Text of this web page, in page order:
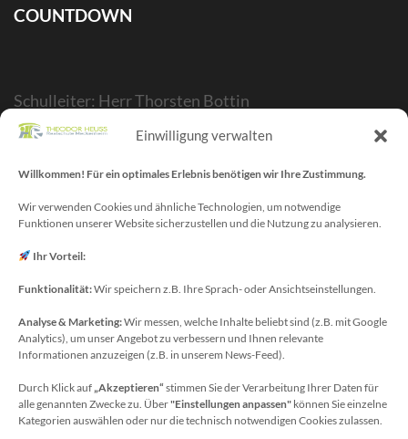
Einwilligung verwalten
Willkommen! Für ein optimales Erlebnis benötigen wir Ihre Zustimmung.
Wir verwenden Cookies und ähnliche Technologien, um notwendige
Funktionen unserer Website sicherzustellen und die Nutzung zu analysieren.
Ihr Vorteil:
Funktionalität:Wir speichern z.B. Ihre Sprach- oder Ansichtseinstellungen.
Analyse & Marketing:Wir messen, welche Inhalte beliebt sind (z.B. mit Google
Analytics), um unser Angebot zu verbessern und Ihnen relevante
Informationen anzuzeigen (z.B. in unserem News-Feed).
Durch Klick auf „Akzeptieren“ stimmen Sie der Verarbeitung Ihrer Daten für
alle genannten Zwecke zu. Über"Einstellungen anpassen" können Sie einzelne
Kategorien auswählen oder nur die technisch notwendigen Cookies zulassen.
COUNTDOWN
Schulleiter: Herr Thorsten Bottin
Stellvertr. Schulleiter: Herr Kelubia Ekoemeye
Webmaster/SV-Blog: Herr Maurice Gangl
E-Mail: webmaster[at]meckenheim-thr.de
MINT-Blog: Herr Christoph Köchling
E-Mail: koechling[at]meckenheim-thr.de
Datenschutzbeauftragter
Sie erreichen unseren Datenschutzbeauftragten
unter:
Wolfgang Dax-Rommswinkel